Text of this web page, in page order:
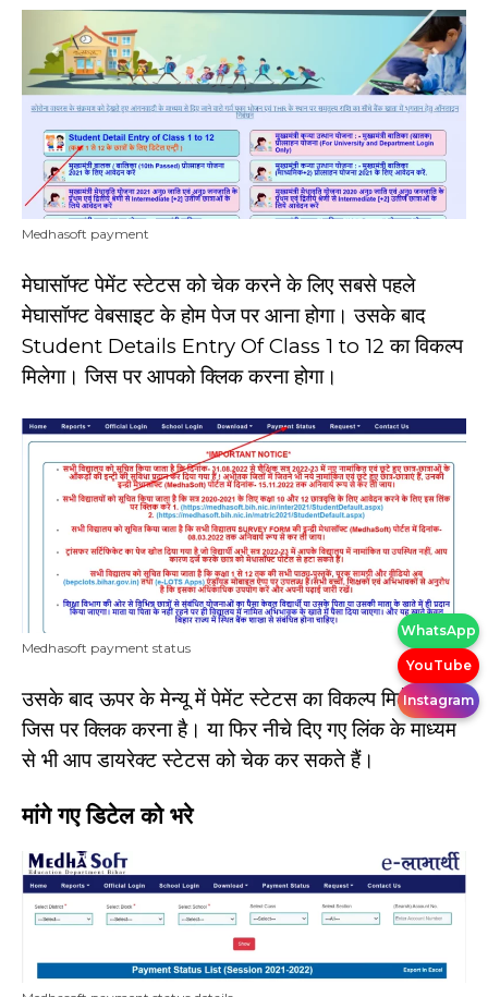
Medhasoft payment
मेघासॉफ्ट पेमेंट स्टेटस को चेक करने के लिए सबसे पहले
मेघासॉफ्ट वेबसाइट के होम पेज पर आना होगा। उसके बाद
Student Details Entry Of Class 1 to 12 का विकल्प
मिलेगा। जिस पर आपको क्लिक करना होगा।
Medhasoft payment status
उसके बाद ऊपर के मेन्यू में पेमेंट स्टेटस का विकल्प मिलेगा।
जिस पर क्लिक करना है। या फिर नीचे दिए गए लिंक के माध्यम
से भी आप डायरेक्ट स्टेटस को चेक कर सकते हैं।
मांगे गए डिटेल को भरे
WhatsApp
YouTube
Instagram